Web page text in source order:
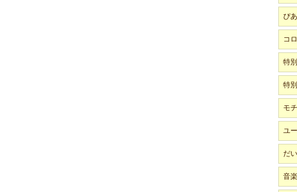
ぴ
コ
特
特
モ
ユ
だ
音